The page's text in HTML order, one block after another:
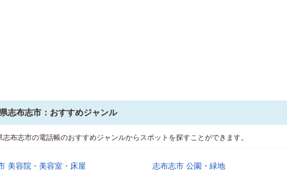
志布志市：おすすめジャンル
志布志市の電話帳のおすすめジャンルからスポットを探すことができます。
美容院・美容室・床屋 志布志市 公園・緑地